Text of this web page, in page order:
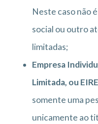
Neste caso não
social ou outro
limitadas;
Empresa
Limitada, ou
somente uma
unicamente ao